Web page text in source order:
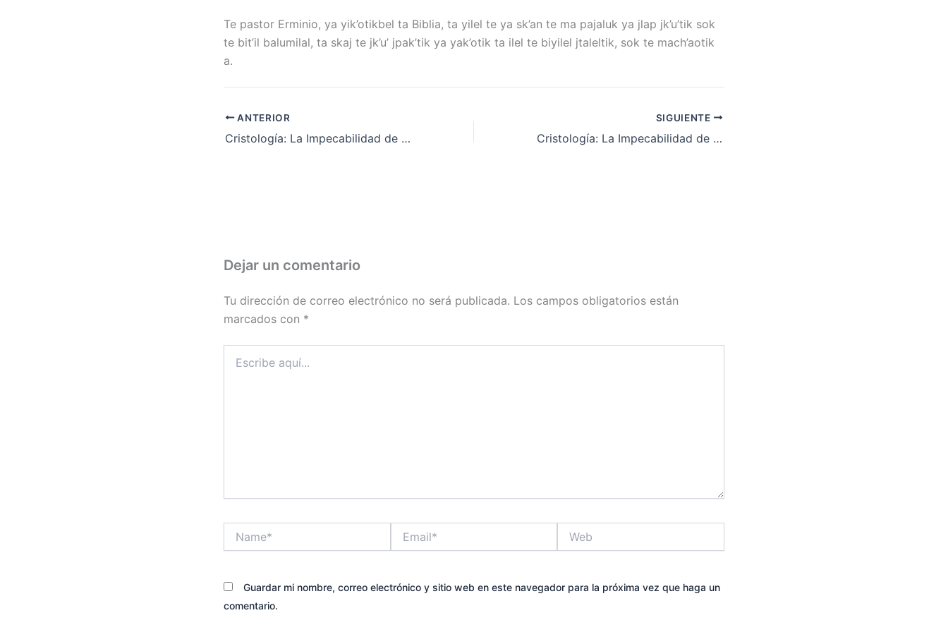
Te pastor Erminio, ya yik’otikbel ta Biblia, ta yilel te ya sk’an te ma pajaluk ya jlap jk’u’tik sok
te bit’il balumilal, ta skaj te jk’u’ jpak’tik ya yak’otik ta ilel te biyilel jtaleltik, sok te mach’aotik
a.
ANTERIOR
Cristología: La Impecabilidad de Jesucristo – Pr. Erminio Encinos (Parte 2)
SIGUIENTE
Cristología: La Impecabilidad de Jesucristo – Pr. Erminio Encinos (Parte 3)
Dejar un comentario
Tu dirección de correo electrónico no será publicada. Los campos obligatorios están
marcados con *
aquí...
Guardar mi nombre, correo electrónico y sitio web en este navegador para la próxima vez que haga un
comentario.